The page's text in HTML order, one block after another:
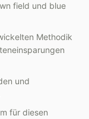
field und blue
Methodik
und
für diesen